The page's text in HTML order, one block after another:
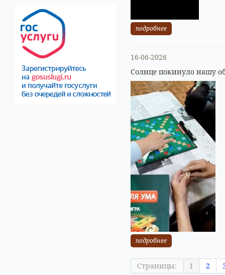
подробнее
16-06-2026
Солнце покинуло нашу
подробнее
Страницы: 1 2